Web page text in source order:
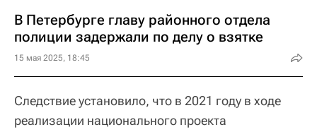
В Петербурге главу районного отдела
полиции задержали по делу о взятке
15 мая 2025, 18:45
Следствие установило, что в 2021 году в ходе
реализации национального проекта